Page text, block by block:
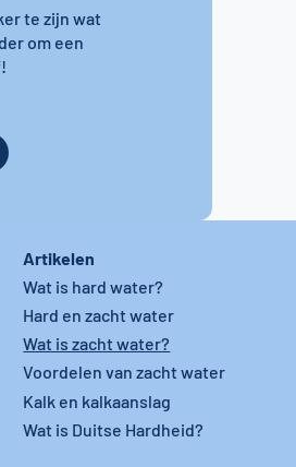
te zijn wat
om een
Artikelen
Wat is hard water?
Hard en zacht water
Wat is zacht water?
Voordelen van zacht water
Kalk en kalkaanslag
Wat is Duitse Hardheid?